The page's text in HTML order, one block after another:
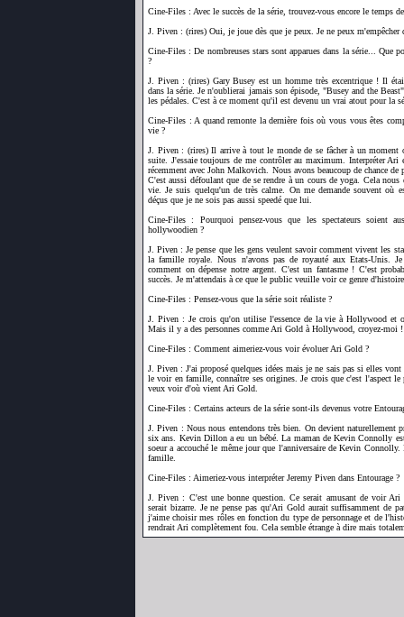
Cine-Files : Avec le succès de la série, trouvez-vous encore le temps
J. Piven : (rires) Oui, je joue dès que je peux. Je ne peux m'empêcher
Cine-Files : De nombreuses stars sont apparues dans la série... Que
?
J. Piven : (rires) Gary Busey est un homme très excentrique ! Il
dans la série. Je n'oublierai jamais son épisode, "Busey and the
les pédales. C'est à ce moment qu'il est devenu un vrai atout pour la
Cine-Files : A quand remonte la dernière fois où vous vous êtes
vie ?
J. Piven : (rires) Il arrive à tout le monde de se fâcher à un moment
suite. J'essaie toujours de me contrôler au maximum. Interpréter Ari
récemment avec John Malkovich. Nous avons beaucoup de chance de
C'est aussi défoulant que de se rendre à un cours de yoga. Cela
vie. Je suis quelqu'un de très calme. On me demande souvent où
déçus que je ne sois pas aussi speedé que lui.
Cine-Files : Pourquoi pensez-vous que les spectateurs soient
hollywoodien ?
J. Piven : Je pense que les gens veulent savoir comment vivent les
la famille royale. Nous n'avons pas de royauté aux Etats-Unis.
comment on dépense notre argent. C'est un fantasme ! C'est
succès. Je m'attendais à ce que le public veuille voir ce genre
Cine-Files : Pensez-vous que la série soit réaliste ?
J. Piven : Je crois qu'on utilise l'essence de la vie à Hollywood et
Mais il y a des personnes comme Ari Gold à Hollywood, croyez-moi !
Cine-Files : Comment aimeriez-vous voir évoluer Ari Gold ?
J. Piven : J'ai proposé quelques idées mais je ne sais pas si elles vont
le voir en famille, connaître ses origines. Je crois que c'est l'aspect le
veux voir d'où vient Ari Gold.
Cine-Files : Certains acteurs de la série sont-ils devenus votre
J. Piven : Nous nous entendons très bien. On devient naturellement
six ans. Kevin Dillon a eu un bébé. La maman de Kevin Connolly
soeur a accouché le même jour que l'anniversaire de Kevin Connolly.
famille.
Cine-Files : Aimeriez-vous interpréter Jeremy Piven dans Entourage ?
J. Piven : C'est une bonne question. Ce serait amusant de voir Ari
serait bizarre. Je ne pense pas qu'Ari Gold aurait suffisamment de
j'aime choisir mes rôles en fonction du type de personnage et de
rendrait Ari complètement fou. Cela semble étrange à dire mais